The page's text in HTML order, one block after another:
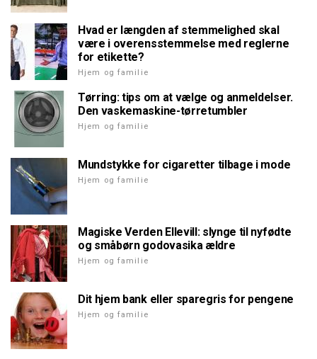
Hvad er længden af stemmelighed skal
være i overensstemmelse med reglerne
for etikette?
Hjem og familie
Tørring: tips om at vælge og anmeldelser.
Den vaskemaskine-tørretumbler
Hjem og familie
Mundstykke for cigaretter tilbage i mode
Hjem og familie
Magiske Verden Ellevill: slynge til nyfødte
og småbørn godovasika ældre
Hjem og familie
Dit hjem bank eller sparegris for pengene
Hjem og familie